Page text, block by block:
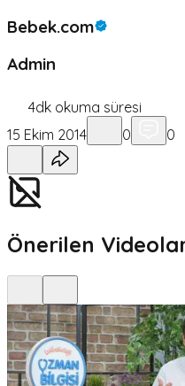
Bebek.com
Admin
4dk okuma süresi
15 Ekim 2014
0 0
Önerilen